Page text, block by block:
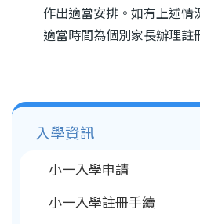
作出適當安排。如有上述
適當時間為個別家長辦理註
Main
navigation
入學資訊
小一入學申請
小一入學註冊手續